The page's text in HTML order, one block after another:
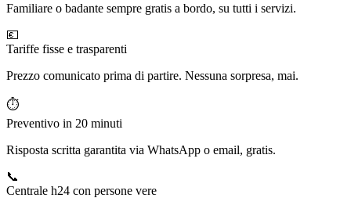
Familiare o badante sempre gratis a bordo, su tutti i servizi.
💶
Tariffe fisse e trasparenti
Prezzo comunicato prima di partire. Nessuna sorpresa, mai.
⏱️
Preventivo in 20 minuti
Risposta scritta garantita via WhatsApp o email, gratis.
📞
Centrale h24 con persone vere